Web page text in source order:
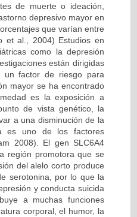
de muerte o ideación,
depresivo mayor en
que varían entre
et al., 2004) Estudios en
como la depresión
están dirigidas
factor de riesgo para
mayor se ha encontrado
es la exposición a
de vista genético, la
a una disminución de la
es uno de los factores
2008). El gen SLC6A4
región promotora que se
del alelo corto produce
serotonina, por lo que la
y conducta suicida
a muchas funciones
corporal, el humor, la